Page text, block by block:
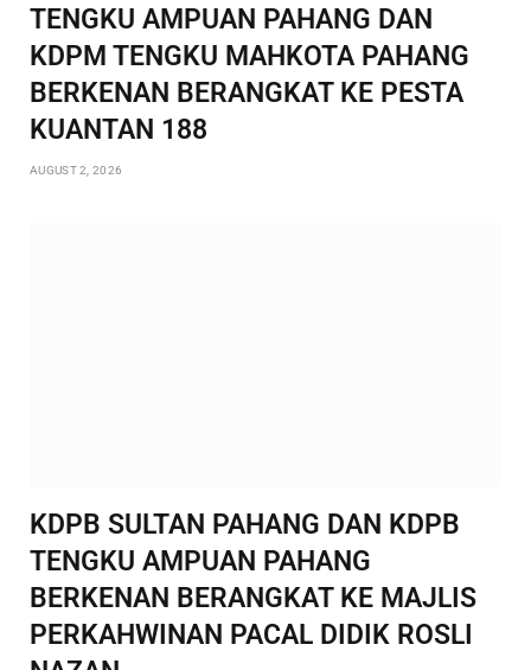
TENGKU AMPUAN PAHANG DAN
KDPM TENGKU MAHKOTA PAHANG
BERKENAN BERANGKAT KE PESTA
KUANTAN 188
AUGUST 2, 2026
KDPB SULTAN PAHANG DAN KDPB
TENGKU AMPUAN PAHANG
BERKENAN BERANGKAT KE MAJLIS
PERKAHWINAN PACAL DIDIK ROSLI